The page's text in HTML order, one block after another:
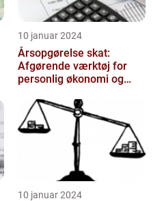
10 januar 2024
Årsopgørelse skat:
Afgørende værktøj for
personlig økonomi og
10 januar 2024